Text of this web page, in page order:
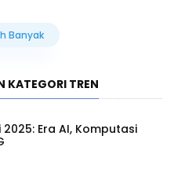
Banyak
KATEGORI TREN
Era AI, Komputasi